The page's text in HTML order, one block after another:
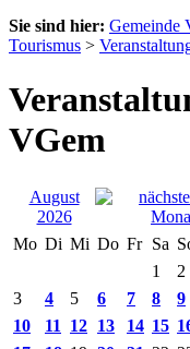
Sie sind hier: Gemeinde
Tourismus >
VGem
August
2026
Mo Di Mi Do Fr Sa
1
2
3
4 5 6 7 8
9
10
11 12 13 14 15